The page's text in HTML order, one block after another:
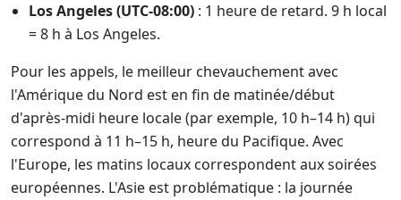
Los Angeles (UTC-08:00) : 1 heure de retard. 9 h local
= 8 h à Los Angeles.
Pour les appels, le meilleur chevauchement avec
l'Amérique du Nord est en fin de matinée/début
d'après-midi heure locale (par exemple, 10 h–14 h) qui
correspond à 11 h–15 h, heure du Pacifique. Avec
l'Europe, les matins locaux correspondent aux soirées
européennes. L'Asie est problématique : la journée